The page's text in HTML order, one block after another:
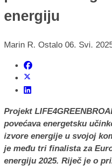
energiju
Marin R. Ostalo 06. Svi.
Projekt
povećava energetsku
izvore energije u svojoj
je među tri finalista za
energiju 2025. Riječ je o